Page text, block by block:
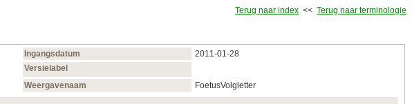
Terug naar index << Terug naar terminologie
Ingangsdatum
2011‑01‑28
Versielabel
Weergavenaam FoetusVolgletter